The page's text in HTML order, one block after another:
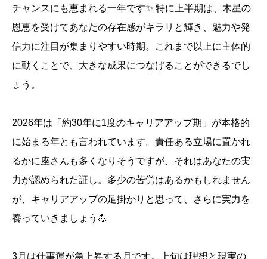
チャンスにも恵まれる一年です✨ 特に上半期は、木星の
恩恵を受けてあなたの存在感がキラリと輝き、魅力や発
信力に注目が集まりやすい時期。これまで以上に主体的
に動くことで、大きな成果につなげることができるでし
ょう。
2026年は「約30年に1度のキャリアアップ期」が本格的
に始まる年とも言われています。責任ある立場に置かれ
るかに座さんも多くなりそうですが、それはあなたの実
力が認められた証し。多少の苦労はあるかもしれません
が、キャリアアップの足掛かりと思って、さらに実力を
養っていきましょう💪
3月は仕事運が急上昇する月です。上旬は理想と現実の